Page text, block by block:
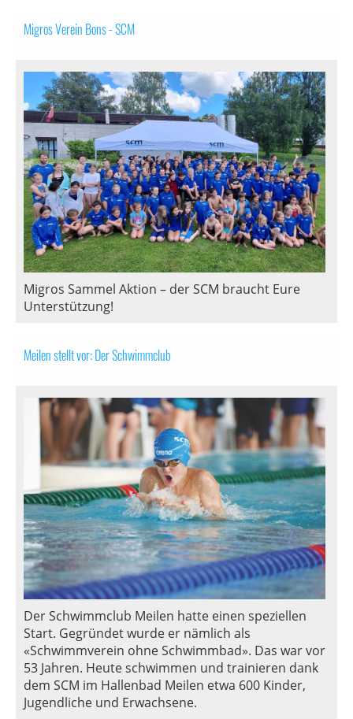
Migros Verein Bons - SCM
Migros Sammel Aktion – der SCM braucht Eure
Unterstützung!
Meilen stellt vor: Der Schwimmclub
Der Schwimmclub Meilen hatte einen speziellen
Start. Gegründet wurde er nämlich als
«Schwimmverein ohne Schwimmbad». Das war vor
53 Jahren. Heute schwimmen und trainieren dank
dem SCM im Hallenbad Meilen etwa 600 Kinder,
Jugendliche und Erwachsene.